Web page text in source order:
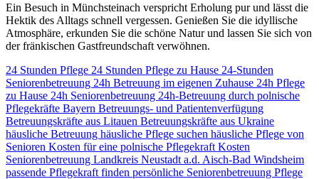
Ein Besuch in Münchsteinach verspricht Erholung pur und lässt die
Hektik des Alltags schnell vergessen. Genießen Sie die idyllische
Atmosphäre, erkunden Sie die schöne Natur und lassen Sie sich von
der fränkischen Gastfreundschaft verwöhnen.
24 Stunden Pflege 24 Stunden Pflege zu Hause 24-Stunden
Seniorenbetreuung 24h Betreuung im eigenen Zuhause 24h Pflege
zu Hause 24h Seniorenbetreuung 24h-Betreuung durch polnische
Pflegekräfte Bayern Betreuungs- und Patientenverfügung
Betreuungskräfte aus Litauen Betreuungskräfte aus Ukraine
häusliche Betreuung häusliche Pflege suchen häusliche Pflege von
Senioren Kosten für eine polnische Pflegekraft Kosten
Seniorenbetreuung Landkreis Neustadt a.d. Aisch-Bad Windsheim
passende Pflegekraft finden persönliche Seniorenbetreuung Pflege